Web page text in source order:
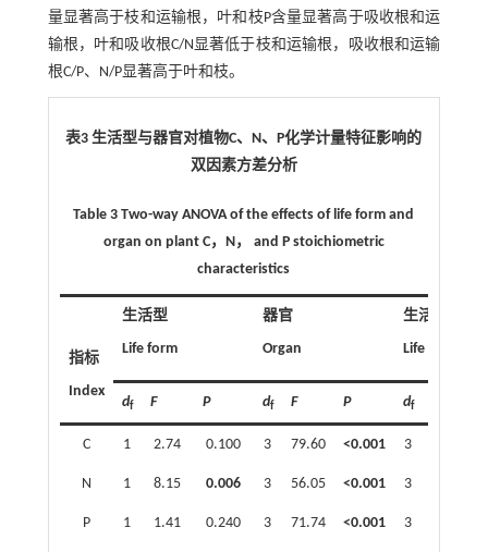
量显著高于枝和运输根，叶和枝P含量显著高于吸收根和运
输根，叶和吸收根C/N显著低于枝和运输根，吸收根和运输
根C/P、N/P显著高于叶和枝。
表3 生活型与器官对植物C、 N、 P化学计量特征影响的
双因素方差分析
Table 3Two-way ANOVA of the effects of life form and
organ on plant C， N ， and P stoichiometric
characteristics
指标
Index
生活型
Life form
器官
Organ
生活型×器官
Life
df F P df F P df
C 1 2.74 0.100 3 79.60 <0.001 3
N 1 8.15 0.006 3 56.05 <0.001 3
P 1 1.41 0.240 3 71.74 <0.001 3